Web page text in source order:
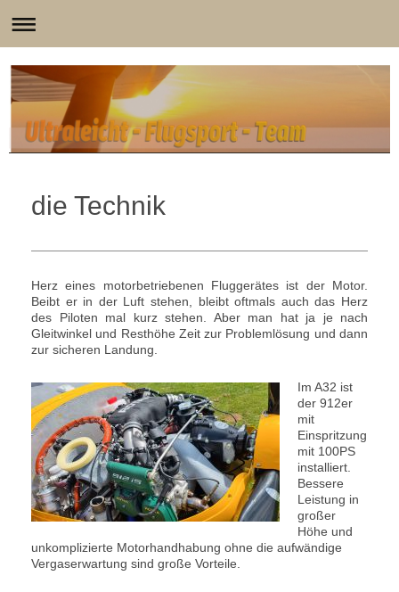
die Technik
Herz eines motorbetriebenen Fluggerätes ist der Motor.
Beibt er in der Luft stehen, bleibt oftmals auch das Herz
des Piloten mal kurz stehen. Aber man hat ja je nach
Gleitwinkel und Resthöhe Zeit zur Problemlösung und dann
zur sicheren Landung.
Im A32 ist
der 912er
mit
Einspritzung
mit 100PS
installiert.
Bessere
Leistung in
großer
Höhe und
unkomplizierte Motorhandhabung ohne die aufwändige
Vergaserwartung sind große Vorteile.